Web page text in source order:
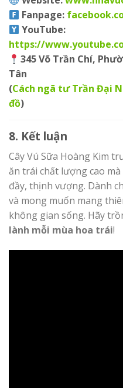
Fanpage:
YouTube:
https://
345 Võ Trần Chí,
Tân
(Cách ngã tư Trần Đại
đồ)
8. Kết luận
Cây Vú Sữa Hoàng Kim
ăn trái chất lượng cao
đầy, thịnh vượng. Dành
và mong muốn mang
không gian sống. Hãy
lành mỗi mùa hoa trái!